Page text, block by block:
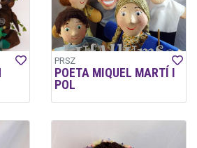
PRSZ
POETA MIQUEL MARTÍ I
POL